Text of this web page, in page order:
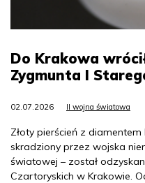
Do Krakowa
Zygmunta I
02.07.2026 II wojna światowa
Złoty pierścień z
skradziony przez wojska
światowej – został
Czartoryskich w Krakowie.